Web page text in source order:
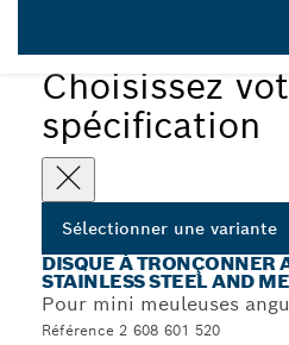
Choisissez
spécification
Sélectionner une variante
DISQUE À TRONÇONNER
STAINLESS STEEL AND
Pour mini meuleuses
Référence 2 608 601 520